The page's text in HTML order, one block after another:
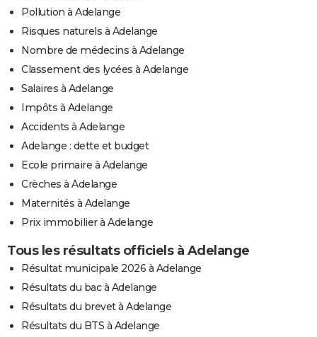
Pollution à Adelange
Risques naturels à Adelange
Nombre de médecins à Adelange
Classement des lycées à Adelange
Salaires à Adelange
Impôts à Adelange
Accidents à Adelange
Adelange : dette et budget
Ecole primaire à Adelange
Crèches à Adelange
Maternités à Adelange
Prix immobilier à Adelange
Tous les résultats officiels à Adelange
Résultat municipale 2026 à Adelange
Résultats du bac à Adelange
Résultats du brevet à Adelange
Résultats du BTS à Adelange